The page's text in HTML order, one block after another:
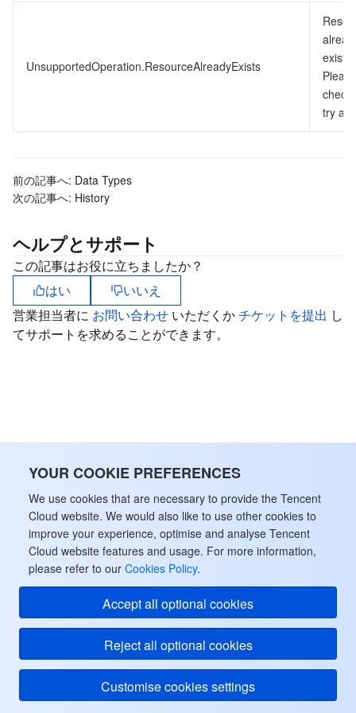
YOUR COOKIE PREFERENCES
We use cookies that are necessary to provide the Tencent
Cloud website. We would also like to use other cookies to
improve your experience, optimise and analyse Tencent
Cloud website features and usage. For more information,
please refer to our Cookies Policy.
Accept all optional cookies
Reject all optional cookies
Customise cookies settings
UnsupportedOperation.ResourceAlreadyExists
exists.
Please
check
try
前の記事へ: Data Types
次の記事へ: History
ヘルプとサポート
この記事はお役に立ちましたか？
はい
いいえ
営業担当者に お問い合わせ いただくかチケットを提出 し
てサポートを求めることができます。